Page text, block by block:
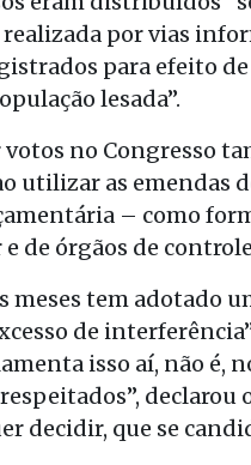
por vias
para efeito
lesada”.
no Congresso
utilizar as emendas
– como
de órgãos de
meses tem adotado
de
isso aí, não é,
declarou
decidir, que se